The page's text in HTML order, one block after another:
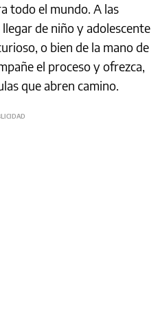
todo el mundo. A las
de niño y adolescente
o bien de la mano de
el proceso y ofrezca,
que abren camino.